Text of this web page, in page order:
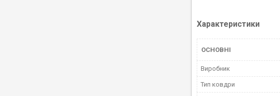
Характеристики
ОСНОВНІ
Виробник
Тип ковдри